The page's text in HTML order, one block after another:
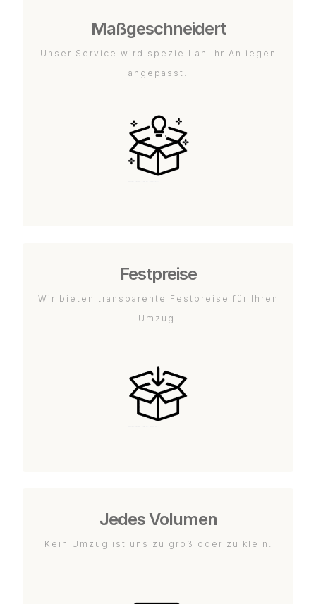
Maßgeschneidert
Unser Service wird speziell an Ihr Anliegen
angepasst.
Festpreise
Wir bieten transparente Festpreise für Ihren
Umzug.
Jedes Volumen
Kein Umzug ist uns zu groß oder zu klein.